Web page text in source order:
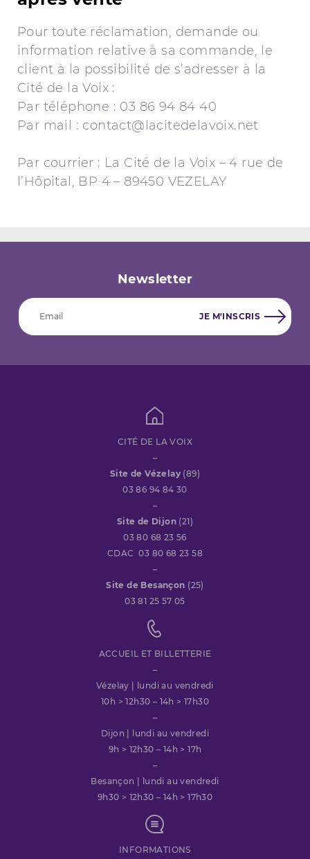
Pour toute réclamation, demande ou
information relative à sa commande, le
client à la possibilité de s’adresser à la
Cité de la Voix :
Par téléphone : 03 86 94 84 40
Par mail : contact@lacitedelavoix.net
Par courrier : La Cité de la Voix – 4 rue de
l’Hôpital, BP 4 – 89450 VEZELAY
Newsletter
CITÉ DE LA VOIX
–
Site de Vézelay (89)
03 86 94 84 30
–
Site de Dijon (21)
03 80 68 23 56
CDAC 03 80 68 23 58
–
Site de Besançon (25)
03 81 25 57 05
ACCUEIL ET BILLETTERIE
–
Vézelay | lundi au vendredi
10h > 12h30 – 14h > 17h30
–
Dijon | lundi au vendredi
9h > 12h30 – 14h > 17h
–
Besançon | lundi au vendredi
9h30 > 12h30 – 14h > 17h30
INFORMATIONS